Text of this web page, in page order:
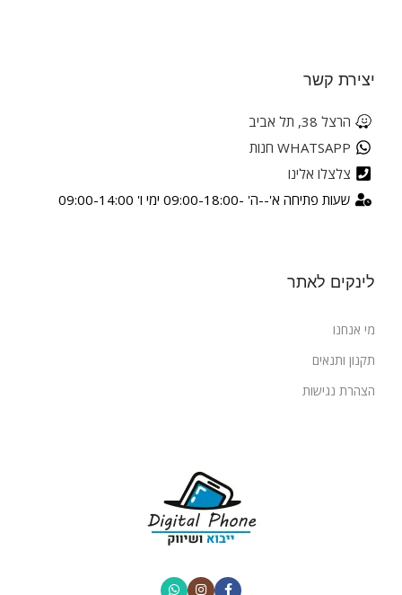
יצירת קשר
הרצל 38, תל אביב
WHATSAPP חנות
צלצלו אלינו
שעות פתיחה א'--ה' -09:00-18:00 ימי ו' 09:00-14:00
לינקים לאתר
מי אנחנו
תקנון ותנאים
הצהרת נגישות